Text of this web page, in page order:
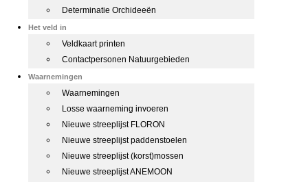
Determinatie Orchideeën
Het veld in
Veldkaart printen
Contactpersonen Natuurgebieden
Waarnemingen
Waarnemingen
Losse waarneming invoeren
Nieuwe streeplijst FLORON
Nieuwe streeplijst paddenstoelen
Nieuwe streeplijst (korst)mossen
Nieuwe streeplijst ANEMOON